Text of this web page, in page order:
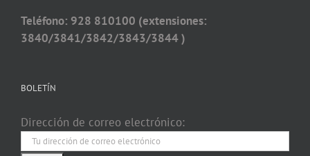
Teléfono: 928 810100 (extensiones:
3840/3841/3842/3843/3844 )
BOLETÍN
Dirección de correo electrónico: